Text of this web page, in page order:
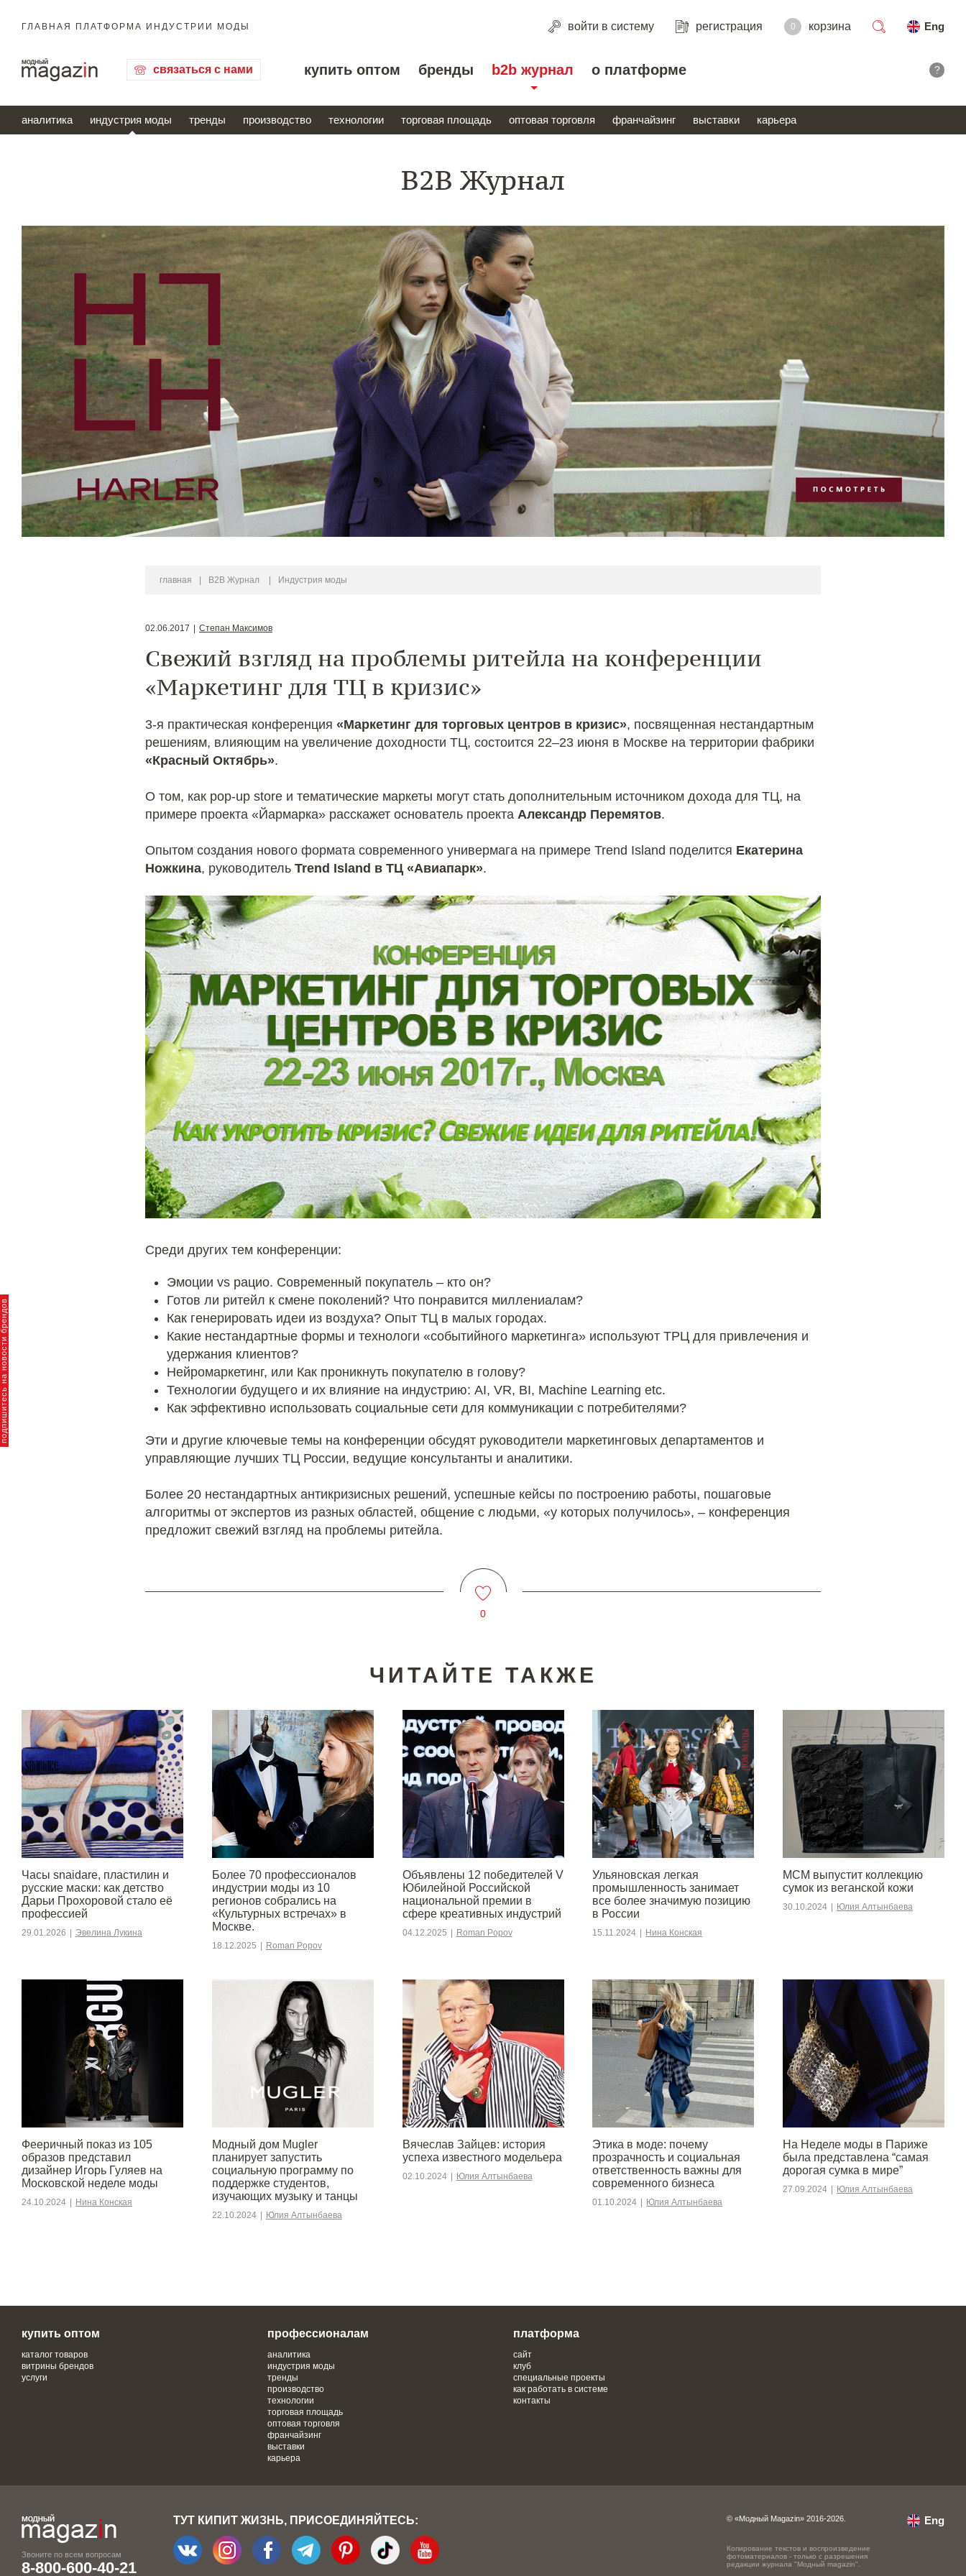
брендов
ГЛАВНАЯ ПЛАТФОРМА ИНДУСТРИИ МОДЫ войти в систему регистрация 0 корзина
Eng
связаться с нами купить оптом бренды b2b журнал о платформе ?
аналитика индустрия моды тренды производство технологии торговая площадь оптовая торговля франчайзинг выставки карьера
B2B Журнал
главная B2B Журнал Индустрия моды
02.06.2017 Степан Максимов
Свежий взгляд на проблемы ритейла на конференции
«Маркетинг для ТЦ в кризис»
3-я практическая конференция «Маркетинг для торговых центров в кризис», посвященная нестандартным
решениям, влияющим на увеличение доходности ТЦ, состоится 22–23 июня в Москве на территории фабрики
«Красный Октябрь».
О том, как pop-up store и тематические маркеты могут стать дополнительным источником дохода для ТЦ, на
примере проекта «Йармарка» расскажет основатель проекта Александр Перемятов.
Опытом создания нового формата современного универмага на примере Trend Island поделится Екатерина
Ножкина, руководитель Trend Island в ТЦ «Авиапарк».
Среди других тем конференции:
Эмоции vs рацио. Современный покупатель – кто он?
Готов ли ритейл к смене поколений? Что понравится миллениалам?
Как генерировать идеи из воздуха? Опыт ТЦ в малых городах.
Какие нестандартные формы и технологи «событийного маркетинга» используют ТРЦ для привлечения и
удержания клиентов?
Нейромаркетинг, или Как проникнуть покупателю в голову?
Технологии будущего и их влияние на индустрию: AI, VR, BI, Machine Learning etc.
Как эффективно использовать социальные сети для коммуникации с потребителями?
Эти и другие ключевые темы на конференции обсудят руководители маркетинговых департаментов и
управляющие лучших ТЦ России, ведущие консультанты и аналитики.
Более 20 нестандартных антикризисных решений, успешные кейсы по построению работы, пошаговые
алгоритмы от экспертов из разных областей, общение с людьми, «у которых получилось», – конференция
предложит свежий взгляд на проблемы ритейла.
0
ЧИТАЙТЕ ТАКЖЕ
Часы snaidare, пластилин и
русские маски: как детство
Дарьи Прохоровой стало её
профессией
29.01.2026 Эвелина Лукина
Более 70 профессионалов
индустрии моды из 10
регионов собрались на
«Культурных встречах» в
Москве.
18.12.2025 Roman Popov
Объявлены 12 победителей V
Юбилейной Российской
национальной премии в
сфере креативных индустрий
04.12.2025 Roman Popov
Ульяновская легкая
промышленность занимает
все более значимую позицию
в России
15.11.2024 Нина Конская
MCM выпустит коллекцию
сумок из веганской кожи
30.10.2024 Юлия Алтынбаева
Фееричный показ из 105
образов представил
дизайнер Игорь Гуляев на
Московской неделе моды
24.10.2024 Нина Конская
Модный дом Mugler
планирует запустить
социальную программу по
поддержке студентов,
изучающих музыку и танцы
22.10.2024 Юлия Алтынбаева
Вячеслав Зайцев: история
успеха известного модельера
02.10.2024 Юлия Алтынбаева
Этика в моде: почему
прозрачность и социальная
ответственность важны для
современного бизнеса
01.10.2024 Юлия Алтынбаева
На Неделе моды в Париже
была представлена “самая
дорогая сумка в мире”
27.09.2024 Юлия Алтынбаева
купить оптом
каталог товаров
витрины брендов
услуги
профессионалам
аналитика
индустрия моды
тренды
производство
технологии
торговая площадь
оптовая торговля
франчайзинг
выставки
карьера
платформа
сайт
клуб
специальные проекты
как работать в системе
контакты
Звоните по всем вопросам
8-800-600-40-21
ТУТ КИПИТ ЖИЗНЬ, ПРИСОЕДИНЯЙТЕСЬ: © «Модный Magazin» 2016-2026.
Копирование текстов и воспроизведение
фотоматериалов - только с разрешения
редакции журнала "Модный magazin".
Eng